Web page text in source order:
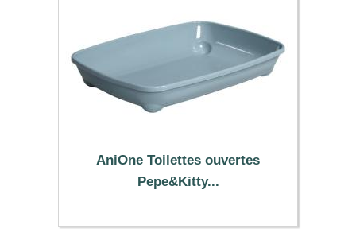
AniOne Toilettes ouvertes
Pepe&Kitty...